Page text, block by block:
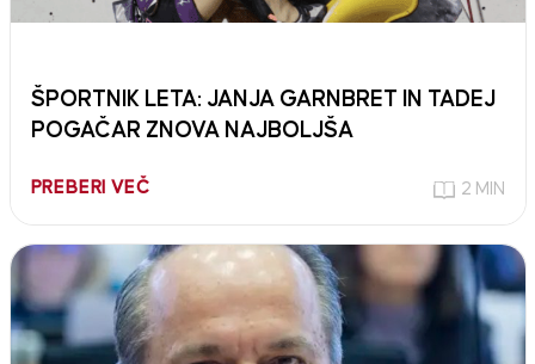
ŠPORTNIK LETA: JANJA GARNBRET IN TADEJ
POGAČAR ZNOVA NAJBOLJŠA
PREBERI VEČ 2 MIN